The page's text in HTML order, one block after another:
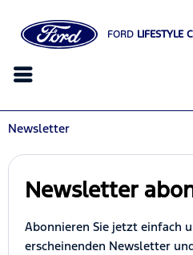
FORD LIFESTYLE
Newsletter
Newsletter
Abonnieren Sie jetzt einfach
erscheinenden Newsletter